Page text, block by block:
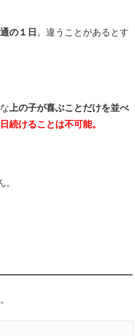
の１日 。違うことがあるとす
上の子が喜ぶことだけを並べ
続けることは不可能。